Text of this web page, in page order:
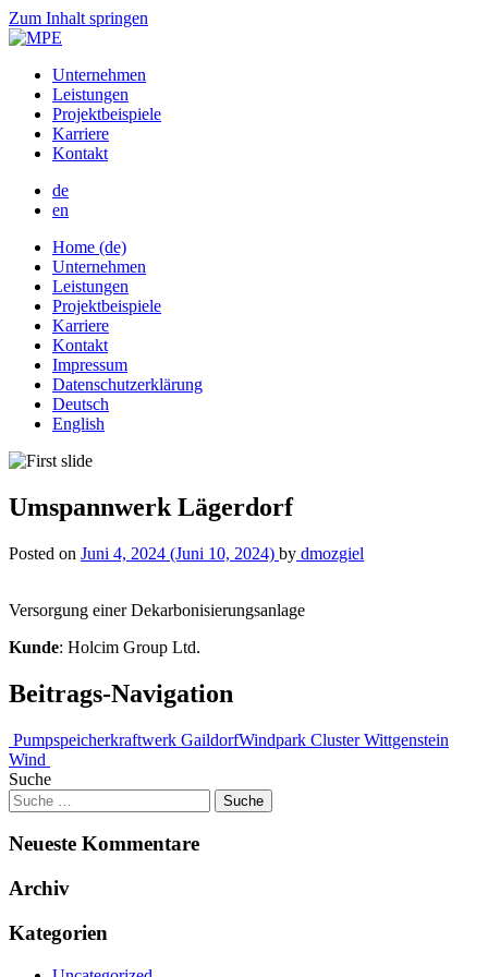
Zum Inhalt springen
Unternehmen
Leistungen
Projektbeispiele
Karriere
Kontakt
de
en
Home (de)
Unternehmen
Leistungen
Projektbeispiele
Karriere
Kontakt
Impressum
Datenschutzerklärung
Deutsch
English
Umspannwerk Lägerdorf
Posted on Juni 4, 2024 (Juni 10, 2024) by dmozgiel
Versorgung einer Dekarbonisierungsanlage
Kunde: Holcim Group Ltd.
Beitrags-Navigation
Pumpspeicherkraftwerk GaildorfWindpark Cluster Wittgenstein
Wind
Suche
Neueste Kommentare
Archiv
Kategorien